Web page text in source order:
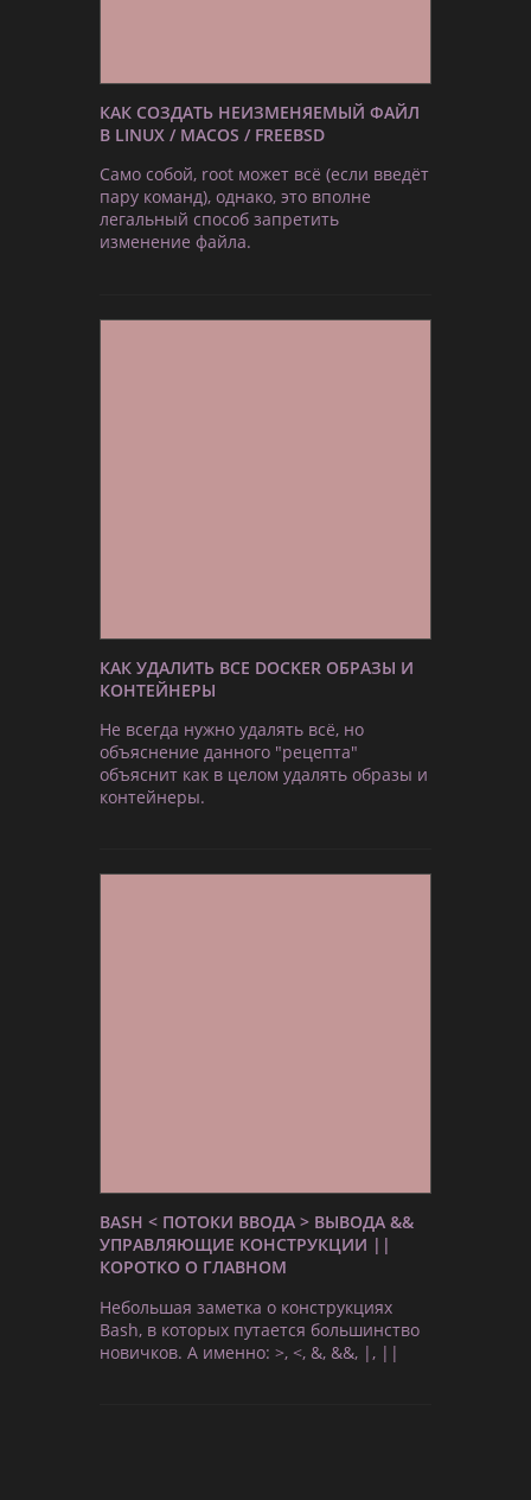
КАК СОЗДАТЬ НЕИЗМЕНЯЕМЫЙ ФАЙЛ
В LINUX / MACOS / FREEBSD
Само собой, root может всё (если введёт
пару команд), однако, это вполне
легальный способ запретить
изменение файла.
КАК УДАЛИТЬ ВСЕ DOCKER ОБРАЗЫ И
КОНТЕЙНЕРЫ
Не всегда нужно удалять всё, но
объяснение данного "рецепта"
объяснит как в целом удалять образы и
контейнеры.
BASH < ПОТОКИ ВВОДА > ВЫВОДА &&
УПРАВЛЯЮЩИЕ КОНСТРУКЦИИ ||
КОРОТКО О ГЛАВНОМ
Небольшая заметка о конструкциях
Bash, в которых путается большинство
новичков. А именно: >, <, &, &&, |, ||